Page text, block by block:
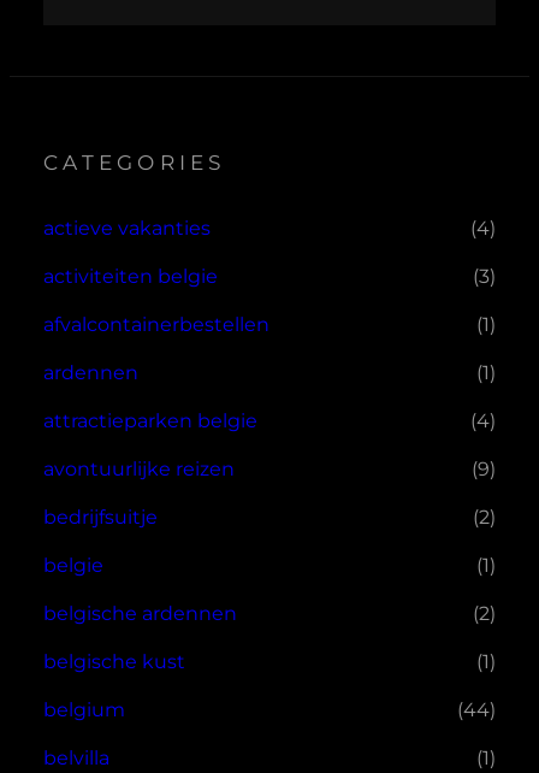
CATEGORIES
actieve vakanties (4)
activiteiten belgie (3)
afvalcontainerbestellen (1)
ardennen (1)
attractieparken belgie (4)
avontuurlijke reizen (9)
bedrijfsuitje (2)
belgie (1)
belgische ardennen (2)
belgische kust (1)
belgium (44)
belvilla (1)